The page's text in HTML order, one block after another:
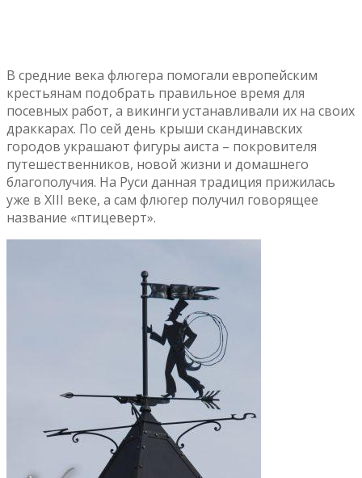
В средние века флюгера помогали европейским
крестьянам подобрать правильное время для
посевных работ, а викинги устанавливали их на своих
драккарах. По сей день крыши скандинавских
городов украшают фигуры аиста – покровителя
путешественников, новой жизни и домашнего
благополучия. На Руси данная традиция прижилась
уже в XIII веке, а сам флюгер получил говорящее
название «птицеверт».